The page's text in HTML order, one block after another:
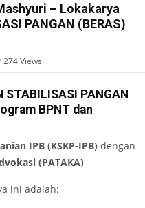
– Lokakarya
PANGAN (BERAS)
274Views
STABILISASI PANGAN
BPNT dan
IPB (KSKP-IPB) dengan
(PATAKA)
ini adalah: